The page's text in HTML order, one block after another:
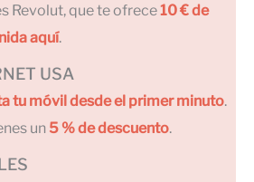
Revolut, que te ofrece10 € de
aquí.
USA
tu móvil desde el primer minuto.
un 5 % de descuento.